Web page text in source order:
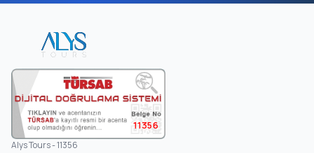
11356
Alys Tours - 11356